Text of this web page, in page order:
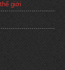
giới